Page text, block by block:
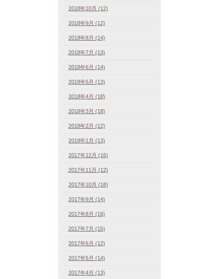
2018年10月 (12)
2018年9月 (12)
2018年8月 (14)
2018年7月 (13)
2018年6月 (14)
2018年5月 (13)
2018年4月 (18)
2018年3月 (18)
2018年2月 (12)
2018年1月 (13)
2017年12月 (16)
2017年11月 (12)
2017年10月 (18)
2017年9月 (14)
2017年8月 (16)
2017年7月 (15)
2017年6月 (12)
2017年5月 (14)
2017年4月 (13)